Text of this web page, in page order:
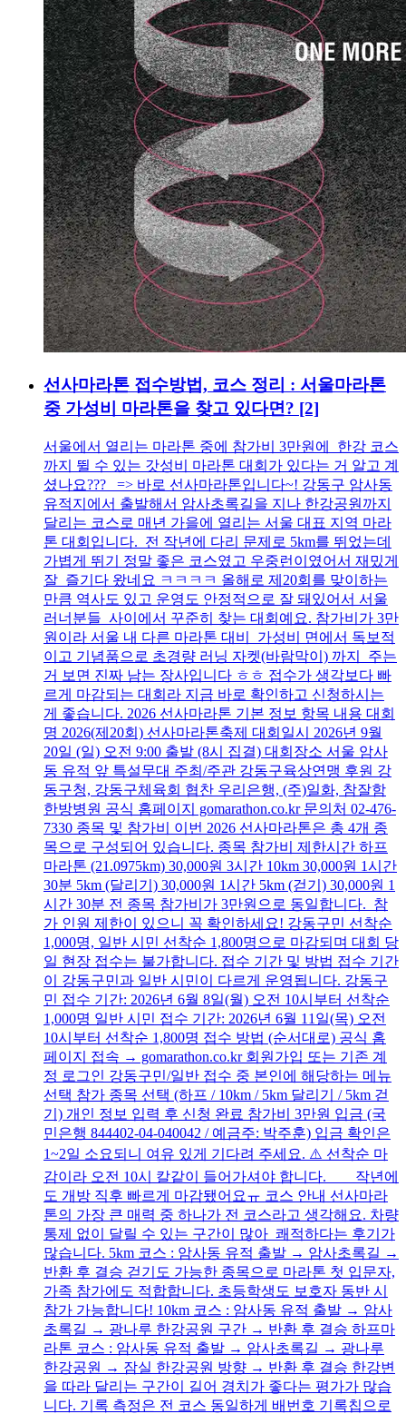
선사마라톤 접수방법, 코스 정리 : 서울마라톤
중 가성비 마라톤을 찾고 있다면? [2]
서울에서 열리는 마라톤 중에 참가비 3만원에 한강 코스
까지 뛸 수 있는 갓성비 마라톤 대회가 있다는 거 알고 계
셨나요??? => 바로 선사마라톤입니다~! 강동구 암사동
유적지에서 출발해서 암사초록길을 지나 한강공원까지
달리는 코스로 매년 가을에 열리는 서울 대표 지역 마라
톤 대회입니다. 전 작년에 다리 문제로 5km를 뛰었는데
가볍게 뛰기 정말 좋은 코스였고 우중런이였어서 재밌게
잘 즐기다 왔네요 ㅋㅋㅋㅋ 올해로 제20회를 맞이하는
만큼 역사도 있고 운영도 안정적으로 잘 돼있어서 서울
러너분들 사이에서 꾸준히 찾는 대회예요. 참가비가 3만
원이라 서울 내 다른 마라톤 대비 가성비 면에서 독보적
이고 기념품으로 초경량 러닝 자켓(바람막이) 까지 주는
거 보면 진짜 남는 장사입니다 ㅎㅎ 접수가 생각보다 빠
르게 마감되는 대회라 지금 바로 확인하고 신청하시는
게 좋습니다. 2026 선사마라톤 기본 정보 항목 내용 대회
명 2026(제20회) 선사마라톤축제 대회일시 2026년 9월
20일 (일) 오전 9:00 출발 (8시 집결) 대회장소 서울 암사
동 유적 앞 특설무대 주최/주관 강동구육상연맹 후원 강
동구청, 강동구체육회 협찬 우리은행, (주)일화, 참잘함
한방병원 공식 홈페이지 gomarathon.co.kr 문의처 02-476-
7330 종목 및 참가비 이번 2026 선사마라톤은 총 4개 종
목으로 구성되어 있습니다. 종목 참가비 제한시간 하프
마라톤 (21.0975km) 30,000원 3시간 10km 30,000원 1시간
30분 5km (달리기) 30,000원 1시간 5km (걷기) 30,000원 1
시간 30분 전 종목 참가비가 3만원으로 동일합니다. 참
가 인원 제한이 있으니 꼭 확인하세요! 강동구민 선착순
1,000명, 일반 시민 선착순 1,800명으로 마감되며 대회 당
일 현장 접수는 불가합니다. 접수 기간 및 방법 접수 기간
이 강동구민과 일반 시민이 다르게 운영됩니다. 강동구
민 접수 기간: 2026년 6월 8일(월) 오전 10시부터 선착순
1,000명 일반 시민 접수 기간: 2026년 6월 11일(목) 오전
10시부터 선착순 1,800명 접수 방법 (순서대로) 공식 홈
페이지 접속 → gomarathon.co.kr 회원가입 또는 기존 계
정 로그인 강동구민/일반 접수 중 본인에 해당하는 메뉴
선택 참가 종목 선택 (하프 / 10km / 5km 달리기 / 5km 걷
기) 개인 정보 입력 후 신청 완료 참가비 3만원 입금 (국
민은행 844402-04-040042 / 예금주: 박주훈) 입금 확인은
1~2일 소요되니 여유 있게 기다려 주세요. ⚠️ 선착순 마
감이라 오전 10시 칼같이 들어가셔야 합니다. 작년에
도 개방 직후 빠르게 마감됐어요ㅠ 코스 안내 선사마라
톤의 가장 큰 매력 중 하나가 전 코스라고 생각해요. 차량
통제 없이 달릴 수 있는 구간이 많아 쾌적하다는 후기가
많습니다. 5km 코스 : 암사동 유적 출발 → 암사초록길 →
반환 후 결승 걷기도 가능한 종목으로 마라톤 첫 입문자,
가족 참가에도 적합합니다. 초등학생도 보호자 동반 시
참가 가능합니다! 10km 코스 : 암사동 유적 출발 → 암사
초록길 → 광나루 한강공원 구간 → 반환 후 결승 하프마
라톤 코스 : 암사동 유적 출발 → 암사초록길 → 광나루
한강공원 → 잠실 한강공원 방향 → 반환 후 결승 한강변
을 따라 달리는 구간이 길어 경치가 좋다는 평가가 많습
니다. 기록 측정은 전 코스 동일하게 배번호 기록칩으로